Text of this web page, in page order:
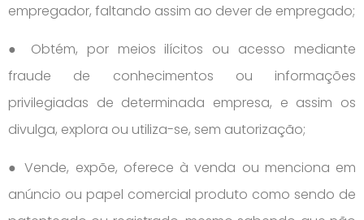
empregador, faltando assim ao dever de empregado;
● Obtém, por meios ilícitos ou acesso mediante
fraude de conhecimentos ou informações
privilegiadas de determinada empresa, e assim os
divulga, explora ou utiliza-se, sem autorização;
● Vende, expõe, oferece à venda ou menciona em
anúncio ou papel comercial produto como sendo de